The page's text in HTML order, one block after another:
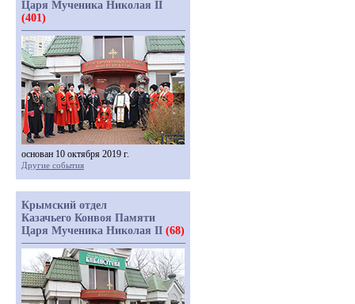
Царя Мученика Николая II
(401)
основан 10 октября 2019 г.
Другие события
Крымский отдел
Казачьего Конвоя Памяти
Царя Мученика Николая II (68)